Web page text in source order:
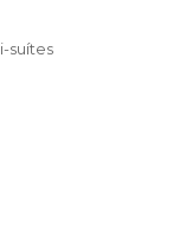
suítes